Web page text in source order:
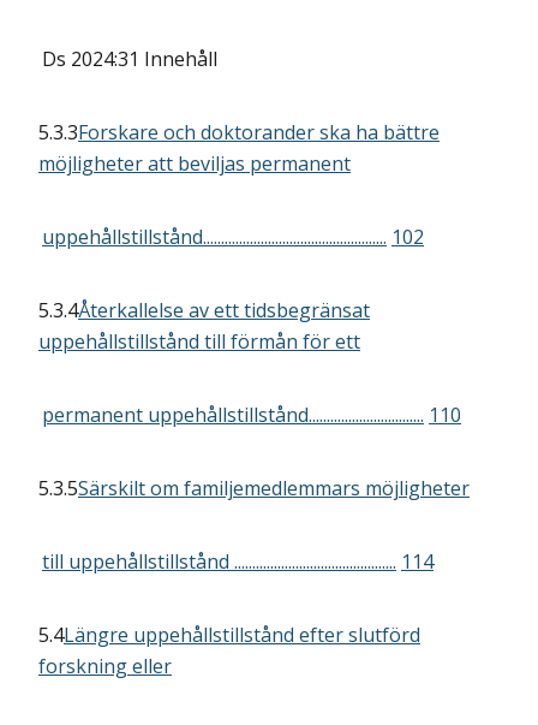
Ds 2024:31 Innehåll
5.3.3Forskare och doktorander ska ha bättre
möjligheter att beviljas permanent
uppehållstillstånd................................................... 102
5.3.4Återkallelse av ett tidsbegränsat
uppehållstillstånd till förmån för ett
permanent uppehållstillstånd................................ 110
5.3.5Särskilt om familjemedlemmars möjligheter
till uppehållstillstånd ............................................. 114
5.4Längre uppehållstillstånd efter slutförd
forskning eller